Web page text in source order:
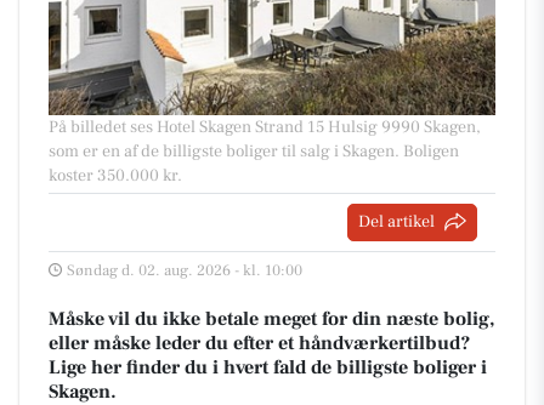
På billedet ses Hotel Skagen Strand 15 Hulsig 9990 Skagen,
som er en af de billigste boliger til salg i Skagen. Boligen
koster 350.000 kr.
Del artikel
Søndag d. 02. aug. 2026 - kl. 10:00
Måske vil du ikke betale meget for din næste bolig,
eller måske leder du efter et håndværkertilbud?
Lige her finder du i hvert fald de billigste boliger i
Skagen.